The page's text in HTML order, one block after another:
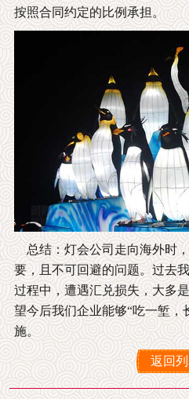
按照合同约定的比例承担。
总结：灯会公司走向海外时
要，且不可回避的问题。过去
过程中，遭遇汇兑损失，大多
望今后我们企业能够“吃一堑，
施。
返回